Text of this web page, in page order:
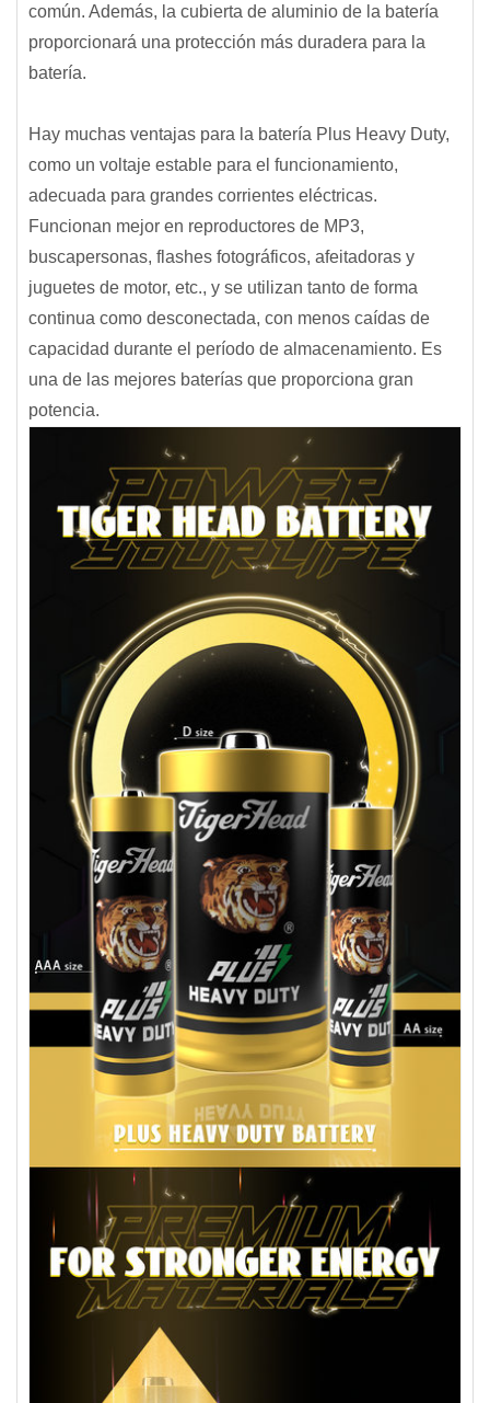
común. Además, la cubierta de aluminio de la batería
proporcionará una protección más duradera para la
batería.
Hay muchas ventajas para la batería Plus Heavy Duty,
como un voltaje estable para el funcionamiento,
adecuada para grandes corrientes eléctricas.
Funcionan mejor en reproductores de MP3,
buscapersonas, flashes fotográficos, afeitadoras y
juguetes de motor, etc., y se utilizan tanto de forma
continua como desconectada, con menos caídas de
capacidad durante el período de almacenamiento. Es
una de las mejores baterías que proporciona gran
potencia.